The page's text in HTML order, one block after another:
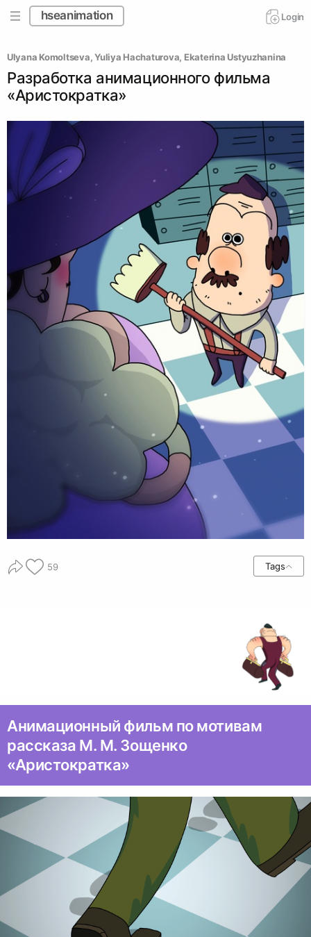
hseanimation Login
Ulyana Komoltseva, Yuliya Hachaturova, Ekaterina Ustyuzhanina
Разработка анимационного фильма
«Аристократка»
59 Tags
Анимационный фильм по мотивам
рассказа М. М. Зощенко
«Аристократка»